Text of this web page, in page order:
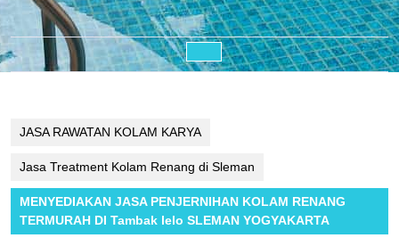
Open
JASA RAWATAN KOLAM KARYA
Jasa Treatment Kolam Renang di Sleman
MENYEDIAKAN JASA PENJERNIHAN KOLAM RENANG
TERMURAH DI Tambak lelo SLEMAN YOGYAKARTA